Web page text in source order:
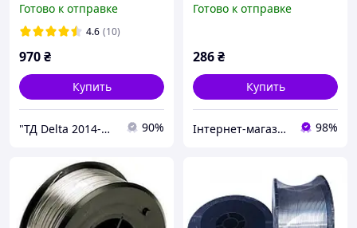
(катушка 5 кг) без газа
Готово к отправке
4.6 (10)
970₴
Купить
"ТД Delta 2014-Интернет магазин" Все для сварочных работ 90%
Готово к отправке
286₴
Купить
Інтернет-магазин "Запчастини до авто і не тільки" 98%